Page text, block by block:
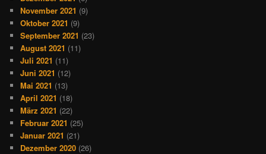
November 2021 (9)
Oktober 2021 (9)
September 2021 (23)
August 2021 (11)
Juli 2021 (11)
Juni 2021 (12)
Mai 2021 (13)
April 2021 (18)
März 2021 (22)
Februar 2021 (25)
Januar 2021 (21)
Dezember 2020 (26)